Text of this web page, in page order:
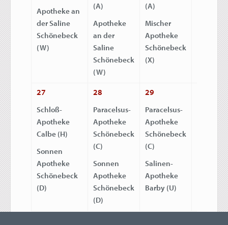
Apotheke an
der Saline
Schönebeck
(W)
(A)
Apotheke
an der
Saline
Schönebeck
(W)
(A)
Mischer
Apotheke
Schönebeck
(X)
27
Schloß-
Apotheke
Calbe (H)
Sonnen
Apotheke
Schönebeck
(D)
28
Paracelsus-
Apotheke
Schönebeck
(C)
Sonnen
Apotheke
Schönebeck
(D)
29
Paracelsus-
Apotheke
Schönebeck
(C)
Salinen-
Apotheke
Barby (U)